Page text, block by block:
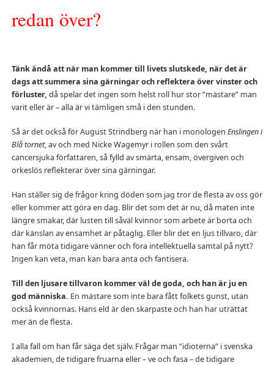
redan över?
Tänk ändå att när man kommer till livets slutskede, när det är
dags att summera sina gärningar och reflektera över vinster och
förluster, då spelar det ingen som helst roll hur stor ”mästare” man
varit eller är – alla är vi tämligen små i den stunden.
Så är det också för August Strindberg när han i monologen Enslingen i
Blå tornet, av och med Nicke Wagemyr i rollen som den svårt
cancersjuka författaren, så fylld av smärta, ensam, övergiven och
orkeslös reflekterar över sina gärningar.
Han ställer sig de frågor kring döden som jag tror de flesta av oss gör
eller kommer att göra en dag. Blir det som det är nu, då maten inte
längre smakar, där lusten till såväl kvinnor som arbete är borta och
där känslan av ensamhet är påtaglig. Eller blir det en ljus tillvaro, där
han får möta tidigare vänner och föra intellektuella samtal på nytt?
Ingen kan veta, man kan bara anta och fantisera.
Till den ljusare tillvaron kommer väl de goda, och han är ju en
god människa. En mästare som inte bara fått folkets gunst, utan
också kvinnornas. Hans eld är den skarpaste och han har uträttat
mer än de flesta.
I alla fall om han får säga det själv. Frågar man ”idioterna” i svenska
akademien, de tidigare fruarna eller – ve och fasa – de tidigare